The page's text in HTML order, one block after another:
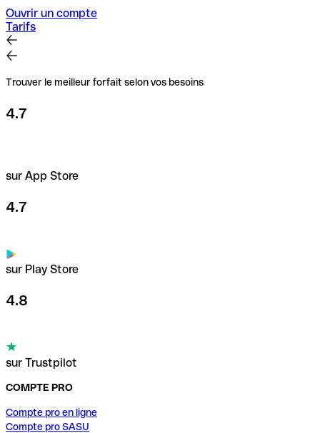
Ouvrir un compte
Tarifs
Trouver le meilleur forfait selon vos besoins
4.7
sur App Store
4.7
sur Play Store
4.8
sur Trustpilot
COMPTE PRO
Compte pro en ligne
Compte pro SASU